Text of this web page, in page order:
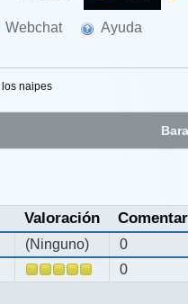
Webchat Ayuda
los naipes
Valoración
(Ninguno)
0
0